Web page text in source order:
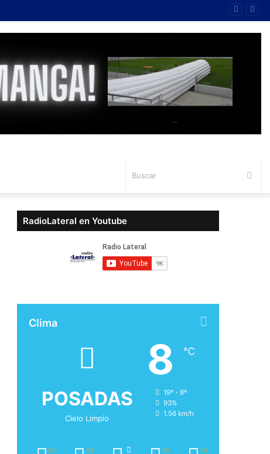
RadioLateral en Youtube
Clima
POSADAS
Cielo Limpio
8 ℃
19º - 8º
93%
1.56 km/h